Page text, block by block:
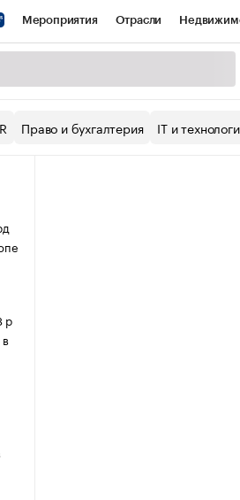
Мероприятия Отрасли
СПб Спецпроекты
Право и бухгалтерия IT и
р